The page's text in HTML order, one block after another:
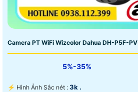
Camera PT WiFi Wizcolor Dahua DH-P5F-PV
5%-35%
️⚡ Hình Ảnh Sắc nét : 3k .